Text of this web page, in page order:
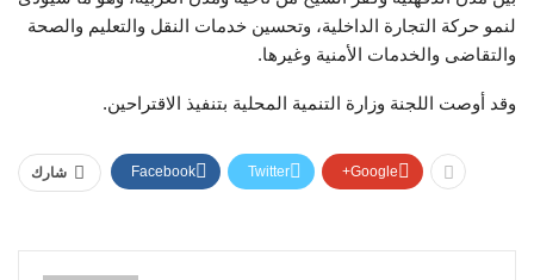
لنمو حركة التجارة الداخلية، وتحسين خدمات النقل والتعليم والصحة
والتقاضى والخدمات الأمنية وغيرها.
وقد أوصت اللجنة وزارة التنمية المحلية بتنفيذ الاقتراحين.
شارك Facebook Twitter Google+